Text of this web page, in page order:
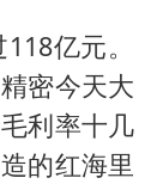
亿元。
密今天大
利率十几
的红海里